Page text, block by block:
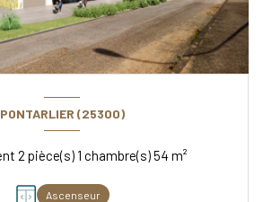
PONTARLIER (25300)
Appartement 2 pièce(s) 1 chambre(s) 54 m²
Ascenseur